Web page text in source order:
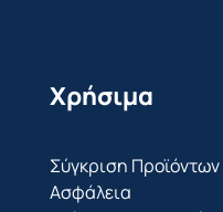
Χρήσιμα
Σύγκριση Προϊόντων
Ασφάλεια